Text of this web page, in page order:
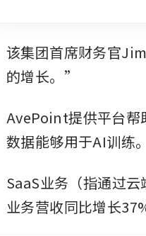
该集团首席财务官
的增长。”
AvePoint提供平台帮
数据能够用于AI训练。
SaaS业务（指通过
业务营收同比增长